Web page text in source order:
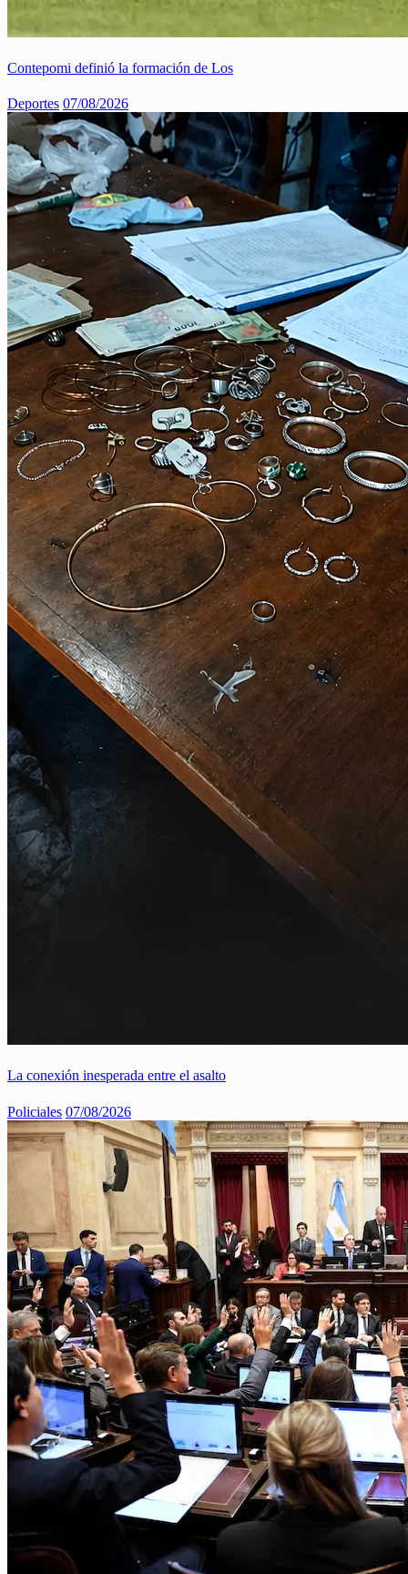
Contepomi definió la formación de Los
Deportes 07/08/2026
La conexión inesperada entre el asalto
Policiales 07/08/2026